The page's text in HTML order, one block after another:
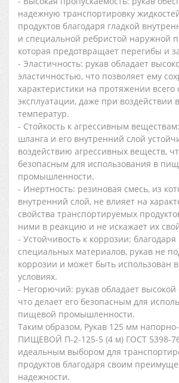
надежную транспортировку
продуктов благодаря гладкой
и специальной ребристой наружной
которая предотвращает перегибы и
- Эластичность: рукав обладает
эластичностью, что позволяет ему
характеристики на протяжении всего
эксплуатации, даже при воздействии
температур.
- Стойкость к агрессивным
шланга и его внутренний слой
воздействию агрессивных веществ,
безопасным для использования в
промышленности.
- Инертность: резиновая смесь, из
внутренний слой, не влияет на
свойства транспортируемых
ними в реакцию и не искажает их
- Устойчивость к коррозии:
специальных материалов, рукав не
коррозии и может быть использован
условиях.
- Негорючий: рукав обладает высокой
что делает его безопасным для
пищевой промышленности.
Таким образом, Рукав 125 мм
ПИЩЕВОЙ П-2-125-5 (4 м) ГОСТ 5398-
идеальным выбором для
продуктов благодаря своим
надежности.